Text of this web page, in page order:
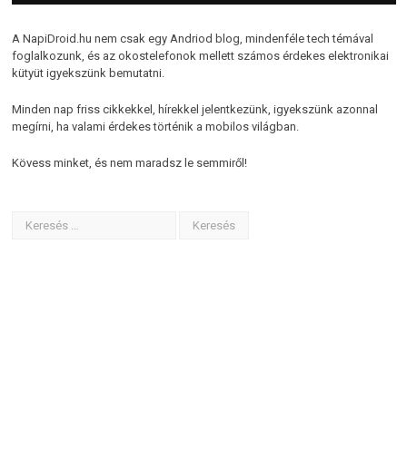
A NapiDroid.hu nem csak egy Andriod blog, mindenféle tech témával
foglalkozunk, és az okostelefonok mellett számos érdekes elektronikai
kütyüt igyekszünk bemutatni.
Minden nap friss cikkekkel, hírekkel jelentkezünk, igyekszünk azonnal
megírni, ha valami érdekes történik a mobilos világban.
Kövess minket, és nem maradsz le semmiről!